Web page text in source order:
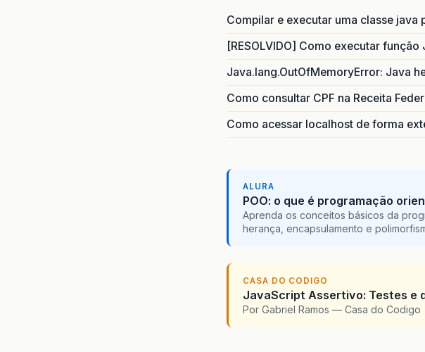
Compilar e executar uma classe
[RESOLVIDO] Como executar
Java.lang.OutOfMemoryError: Java
Como consultar CPF na Receita
Como acessar localhost de forma
ALURA
POO: o que é programação
Aprenda os conceitos básicos da
herança, encapsulamento e
CASA DO CODIGO
JavaScript Assertivo: Testes e
Por Gabriel Ramos — Casa do Codigo